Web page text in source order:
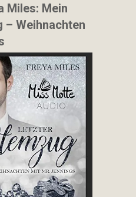
Miles: Mein
Weihnachten